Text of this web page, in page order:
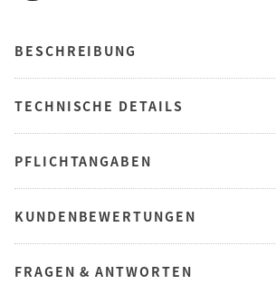
BESCHREIBUNG
TECHNISCHE DETAILS
PFLICHTANGABEN
KUNDENBEWERTUNGEN
FRAGEN & ANTWORTEN